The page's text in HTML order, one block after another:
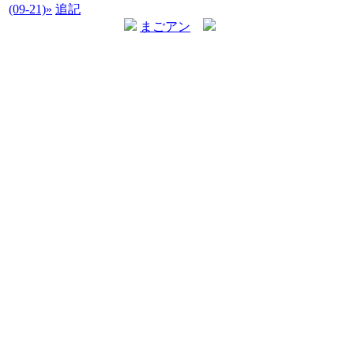
(09-21)» 追記
まごアン